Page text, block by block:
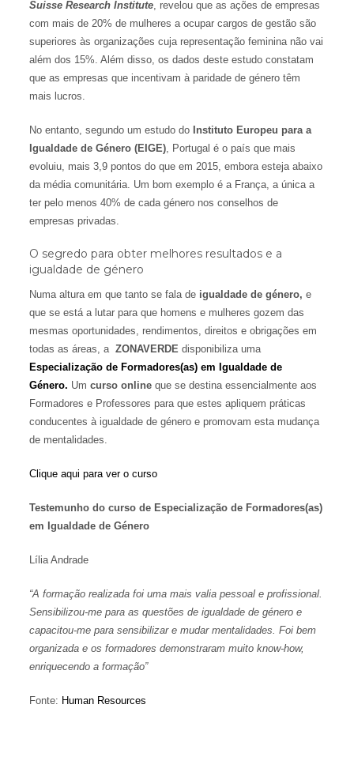
Suisse Research Institute , revelou que as ações de empresas
com mais de 20% de mulheres a ocupar cargos de gestão são
superiores às organizações cuja representação feminina não vai
além dos 15%. Além disso, os dados deste estudo constatam
que as empresas que incentivam à paridade de género têm
mais lucros.
No entanto, segundo um estudo do Instituto Europeu para a
Igualdade de Género (EIGE) , Portugal é o país que mais
evoluiu, mais 3,9 pontos do que em 2015, embora esteja abaixo
da média comunitária. Um bom exemplo é a França, a única a
ter pelo menos 40% de cada género nos conselhos de
empresas privadas.
O segredo para obter melhores resultados e a
igualdade de género
Numa altura em que tanto se fala de igualdade de género,e
que se está a lutar para que homens e mulheres gozem das
mesmas oportunidades, rendimentos, direitos e obrigações em
todas as áreas, aZONAVERDE disponibiliza uma
Especialização de Formadores(as) em Igualdade de
Género. Umcurso online que se destina essencialmente aos
Formadores e Professores para que estes apliquem práticas
conducentes à igualdade de género e promovam esta mudança
de mentalidades.
Clique aqui para ver o curso
Testemunho do curso de Especialização de Formadores(as)
em Igualdade de Género
Lília Andrade
“A formação realizada foi uma mais valia pessoal e profissional.
Sensibilizou-me para as questões de igualdade de género e
capacitou-me para sensibilizar e mudar mentalidades. Foi bem
organizada e os formadores demonstraram muito know-how,
enriquecendo a formação”
Fonte: Human Resources